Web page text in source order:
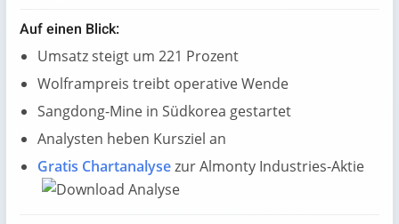
Auf einen Blick:
Umsatz steigt um 221 Prozent
Wolframpreis treibt operative Wende
Sangdong-Mine in Südkorea gestartet
Analysten heben Kursziel an
Gratis Chartanalysezur Almonty Industries-Aktie